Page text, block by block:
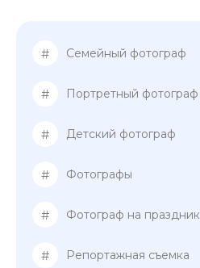
# Семейный фотограф
# Портретный фотограф
# Детский фотограф
# Фотографы
# Фотограф на праздник
# Репортажная съемка